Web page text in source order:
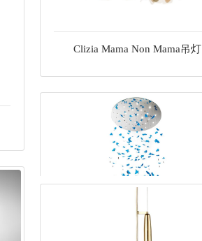
Clizia Mama Non Mama吊灯